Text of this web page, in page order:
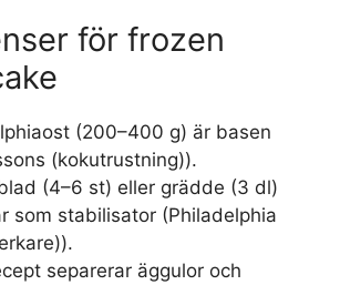
för frozen
(200–400 g) är basen
(kokutrustning)).
(4–6 st) eller grädde (3 dl)
som stabilisator (Philadelphia
separerar äggulor och